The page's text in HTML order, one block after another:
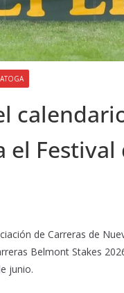
el
de Carreras de
Belmont Stakes
junio.